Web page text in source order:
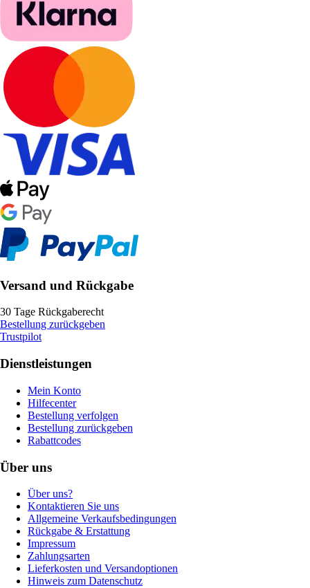
Versand und Rückgabe
30 Tage Rückgaberecht
Bestellung zurückgeben
Trustpilot
Dienstleistungen
Mein Konto
Hilfecenter
Bestellung verfolgen
Bestellung zurückgeben
Rabattcodes
Über uns
Über uns?
Kontaktieren Sie uns
Allgemeine Verkaufsbedingungen
Rückgabe & Erstattung
Impressum
Zahlungsarten
Lieferkosten und Versandoptionen
Hinweis zum Datenschutz